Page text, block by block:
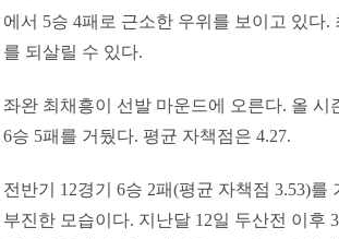
에서 5승 4패로 근소한 우위를 보이고 있다
를 되살릴 수 있다.
좌완 최채흥이 선발 마운드에 오른다. 올
6승 5패를 거뒀다. 평균 자책점은 4.27.
전반기 12경기 6승 2패(평균 자책점 3.53)
부진한 모습이다. 지난달 12일 두산전 이후